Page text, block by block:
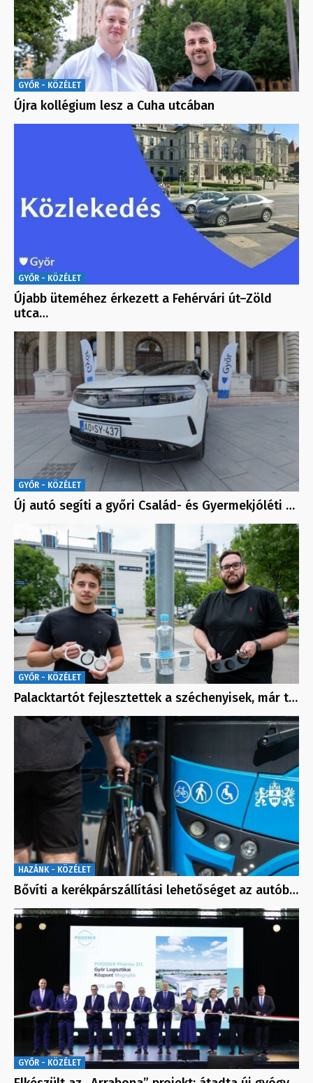
GYŐR - KÖZÉLET
Újra kollégium lesz a Cuha utcában
GYŐR - KÖZÉLET
Újabb üteméhez érkezett a Fehérvári út–Zöld
utca…
GYŐR - KÖZÉLET
Új autó segíti a győri Család- és Gyermekjóléti …
GYŐR - KÖZÉLET
Palacktartót fejlesztettek a széchenyisek, már t…
HAZÁNK - KÖZÉLET
Bővíti a kerékpárszállítási lehetőséget az autób…
GYŐR - KÖZÉLET